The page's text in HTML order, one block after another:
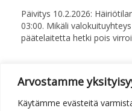
Arvostamme
Käytämme evästeitä
Päivitys 10.2.2026:
03:00. Mikäli
päätelaitetta hetki pois